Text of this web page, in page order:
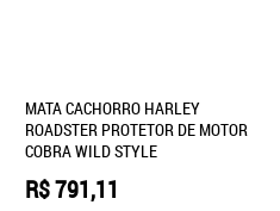
MATA CACHORRO HARLEY
ROADSTER PROTETOR DE MOTOR
COBRA WILD STYLE
R$ 791,11